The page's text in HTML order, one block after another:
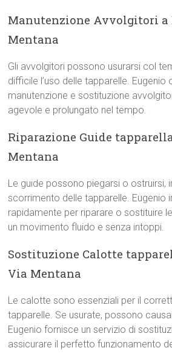
Manutenzione Avvolgitori a
Mentana
Gli avvolgitori possono usurarsi col
difficile l’uso delle tapparelle. Eugenio
manutenzione e sostituzione
agevole e prolungato nel tempo.
Riparazione Guide
Mentana
Le guide possono piegarsi o ostruirsi,
scorrimento delle tapparelle. Eugenio
rapidamente per riparare o sostituire
un movimento fluido e senza intoppi.
Sostituzione Calotte
Via Mentana
Le calotte sono essenziali per il
tapparelle. Se usurate, possono
Eugenio fornisce un servizio di
assicurare il perfetto funzionamento